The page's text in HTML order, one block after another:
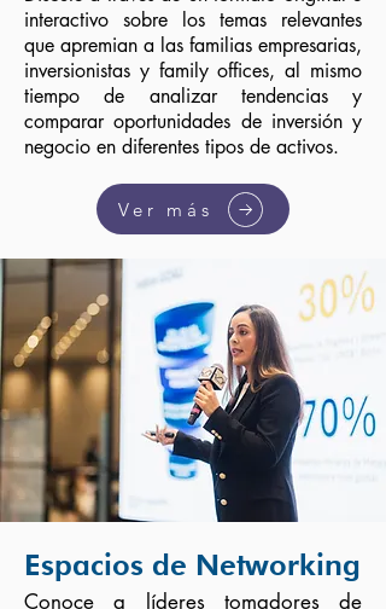
interactivo sobre los temas relevantes
que apremian a las familias empresarias,
inversionistas y family offices, al mismo
tiempo de analizar tendencias y
comparar oportunidades de inversión y
negocio en diferentes tipos de activos.
Ver más
Espacios de Networking
Conoce a líderes tomadores de